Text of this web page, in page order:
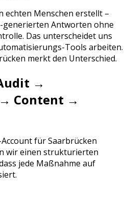
echten Menschen erstellt –
generierten Antworten ohne
Das unterscheidet uns
Tools arbeiten.
merkt den Unterschied.
→
Content →
Account fürSaarbrücken
wir einen strukturierten
jede Maßnahme auf